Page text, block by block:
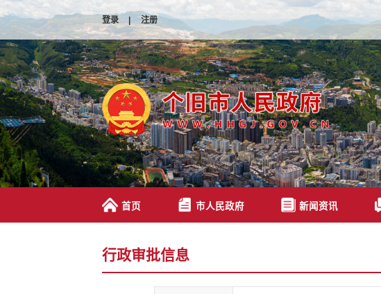
登录 | 注册
首页 市人民政府 新闻资讯
行政审批信息